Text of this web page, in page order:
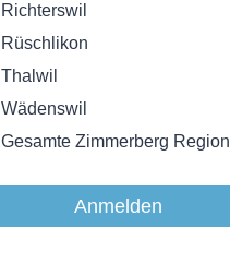
Richterswil
Rüschlikon
Thalwil
Wädenswil
Gesamte Zimmerberg Region